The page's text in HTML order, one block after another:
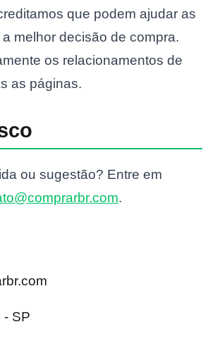
que podem ajudar as
melhor decisão de compra.
os relacionamentos de
as páginas.
ou sugestão? Entre em
.
- SP